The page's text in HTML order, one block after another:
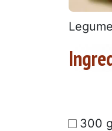
300 g